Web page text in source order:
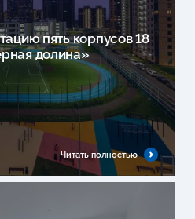
пять корпусов 18
долина»
Читать полностью